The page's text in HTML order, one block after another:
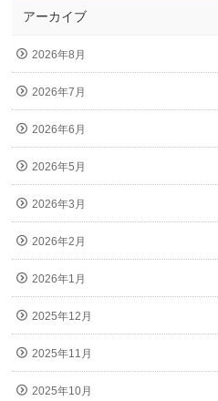
アーカイブ
2026年8月
2026年7月
2026年6月
2026年5月
2026年3月
2026年2月
2026年1月
2025年12月
2025年11月
2025年10月